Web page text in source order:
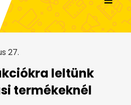
27.
leltünk
termékeknél